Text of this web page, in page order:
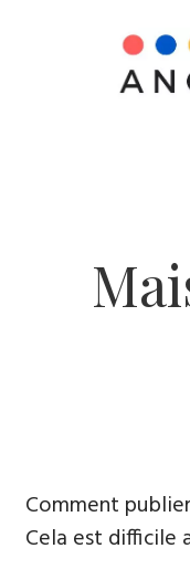
​Comment
Cela est difficile